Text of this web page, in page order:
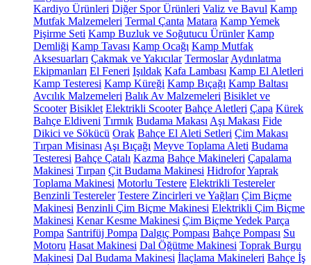
Kardiyo Ürünleri Diğer Spor Ürünleri Valiz ve Bavul Kamp
Mutfak Malzemeleri Termal Çanta Matara Kamp Yemek
Pişirme Seti Kamp Buzluk ve Soğutucu Ürünler Kamp
Demliği Kamp Tavası Kamp Ocağı Kamp Mutfak
Aksesuarları Çakmak ve Yakıcılar Termoslar Aydınlatma
Ekipmanları El Feneri Işıldak Kafa Lambası Kamp El Aletleri
Kamp Testeresi Kamp Küreği Kamp Bıçağı Kamp Baltası
Avcılık Malzemeleri Balık Av Malzemeleri Bisiklet ve
Scooter Bisiklet Elektrikli Scooter Bahçe Aletleri Çapa Kürek
Bahçe Eldiveni Tırmık Budama Makası Aşı Makası Fide
Dikici ve Sökücü Orak Bahçe El Aleti Setleri Çim Makası
Tırpan Misinası Aşı Bıçağı Meyve Toplama Aleti Budama
Testeresi Bahçe Çatalı Kazma Bahçe Makineleri Çapalama
Makinesi Tırpan Çit Budama Makinesi HidroforYaprak
Toplama Makinesi Motorlu Testere Elektrikli Testereler
Benzinli Testereler Testere Zincirleri ve Yağları Çim Biçme
Makinesi Benzinli Çim Biçme Makinesi Elektrikli Çim Biçme
Makinesi Kenar Kesme Makinesi Çim Biçme Yedek Parça
Pompa Santrifüj Pompa Dalgıç Pompası Bahçe Pompası Su
Motoru Hasat Makinesi Dal Öğütme Makinesi Toprak Burgu
Makinesi Dal Budama Makinesi İlaçlama Makineleri Bahçe İş